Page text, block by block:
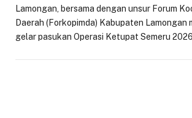
Lamongan, bersama dengan unsur Forum
Daerah (Forkopimda) Kabupaten Lamongan
gelar pasukan Operasi Ketupat Semeru